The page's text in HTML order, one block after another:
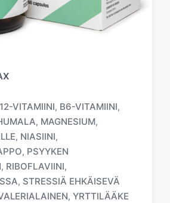
VITAMIINI, B6-VITAMIINI,
, MAGNESIUM,
, NIASIINI,
, PSYYKEN
, RIBOFLAVIINI,
, STRESSIÄ EHKÄISEVÄ
, YRTTILÄÄKE